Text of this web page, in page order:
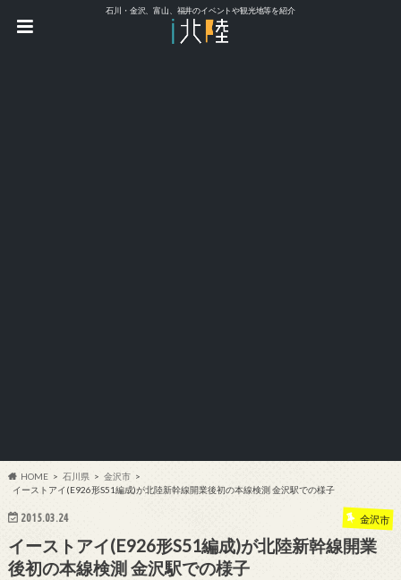
石川・金沢、富山、福井のイベントや観光地等を紹介
HOME 石川県
金沢市
イーストアイ(E926形S51編成)が北陸新幹線開業後初の本線検測 金沢駅での様子
2015.03.24 金沢市
イーストアイ(E926形S51編成)が北陸新幹線開業
後初の本線検測 金沢駅での様子